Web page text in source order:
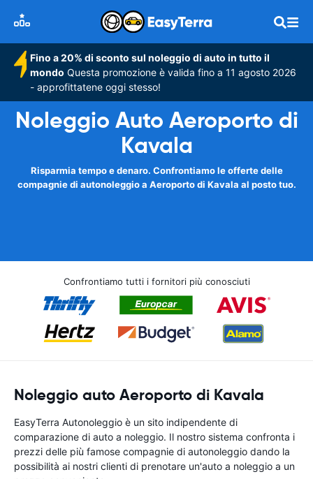
Fino a 20% di sconto sul noleggio di auto in tutto il
mondo Questa promozione è valida fino a 11 agosto 2026
- approfittatene oggi stesso!
Noleggio Auto Aeroporto di
Kavala
Risparmia tempo e denaro. Confrontiamo le offerte delle
compagnie di autonoleggio a Aeroporto di Kavala al posto tuo.
Confrontiamo tutti i fornitori più conosciuti
Noleggio auto Aeroporto di Kavala
EasyTerra Autonoleggio è un sito indipendente di
comparazione di auto a noleggio. Il nostro sistema confronta i
prezzi delle più famose compagnie di autonoleggio dando la
possibilità ai nostri clienti di prenotare un'auto a noleggio a un